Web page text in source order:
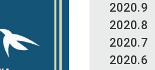
2020.9
2020.8
2020.7
2020.6